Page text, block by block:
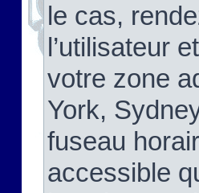
le cas,
l’utilisateur
votre zone
York,
fuseau
accessible